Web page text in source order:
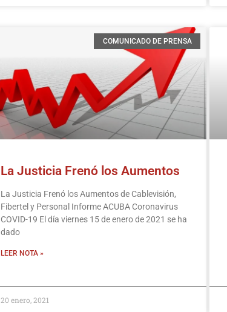
COMUNICADO DE PRENSA
La Justicia Frenó los Aumentos
La Justicia Frenó los Aumentos de Cablevisión,
Fibertel y Personal Informe ACUBA Coronavirus
COVID-19 El día viernes 15 de enero de 2021 se ha
dado
LEER NOTA »
20 enero, 2021